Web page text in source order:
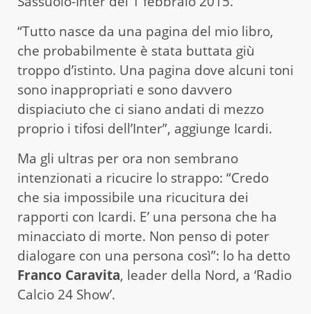
“Tutto nasce da una pagina del mio libro,
che probabilmente è stata buttata giù
troppo d’istinto. Una pagina dove alcuni toni
sono inappropriati e sono davvero
dispiaciuto che ci siano andati di mezzo
proprio i tifosi dell’Inter”, aggiunge Icardi.
Ma gli ultras per ora non sembrano
intenzionati a ricucire lo strappo: “Credo
che sia impossibile una ricucitura dei
rapporti con Icardi. E’ una persona che ha
minacciato di morte. Non penso di poter
dialogare con una persona così”: lo ha detto
Franco Caravita, leader della Nord, a ‘Radio
Calcio 24 Show’.